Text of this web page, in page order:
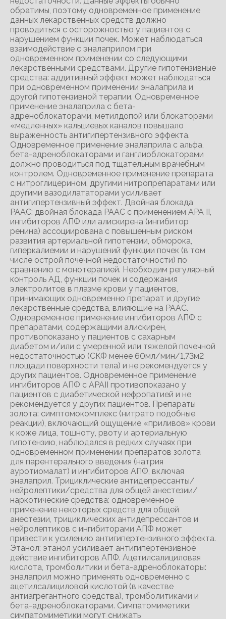
обратимы, поэтому одновременное применение
данных лекарственных средств должно
проводиться с осторожностью у пациентов с
нарушением функции почек. Может наблюдаться
взаимодействие с эналаприлом при
одновременном применении со следующими
лекарственными средствами. Другие гипотензивные
средства: аддитивный эффект может наблюдаться
при одновременном применении эналаприла и
другой гипотензивной терапии. Одновременное
применение эналаприла с бета-
адреноблокаторами, метилдопой или блокаторами
«медленных» кальциевых каналов повышало
выраженность антигипертензивного эффекта.
Одновременное применение эналаприла с альфа,
бета-адреноблокаторами и ганглиоблокаторами
должно проводиться под тщательным врачебным
контролем. Одновременное применение препарата
с нитроглицерином, другими нитропрепаратами или
другими вазодилататорами усиливает
антигипертензивный эффект. Двойная блокада
РААС: двойная блокада РААС с применением АРА II,
ингибиторов АПФ или алискирена (ингибитор
ренина) ассоциирована с повышенным риском
развития артериальной гипотензии, обморока,
гиперкалиемии и нарушений функции почек (в том
числе острой почечной недостаточности) по
сравнению с монотерапией. Необходим регулярный
контроль АД, функции почек и содержания
электролитов в плазме крови у пациентов,
принимающих одновременно препарат и другие
лекарственные средства, влияющие на РААС.
Одновременное применение ингибиторов АПФ с
препаратами, содержащими алискирен,
противопоказано у пациентов с сахарным
диабетом и/или с умеренной или тяжелой почечной
недостаточностью (СКФ менее 60мл/мин/1,73м2
площади поверхности тела) и не рекомендуется у
других пациентов. Одновременное применение
ингибиторов АПФ с АРАII противопоказано у
пациентов с диабетической нефропатией и не
рекомендуется у других пациентов. Препараты
золота: симптомокомплекс (нитрато подобные
реакции), включающий ощущение «приливов» крови
к коже лица, тошноту, рвоту и артериальную
гипотензию, наблюдался в редких случаях при
одновременном применении препаратов золота
для парентерального введения (натрия
ауротиомалат) и ингибиторов АПФ, включая
эналаприл. Трициклические антидепрессанты/
нейролептики/средства для общей анестезии/
наркотические средства: одновременное
применение некоторых средств для общей
анестезии, трициклических антидепрессантов и
нейролептиков с ингибиторами АПФ может
привести к усилению антигипертензивного эффекта.
Этанол: этанол усиливает антигипертензивное
действие ингибиторов АПФ. Ацетилсалициловая
кислота, тромболитики и бета-адреноблокаторы:
эналаприл можно применять одновременно с
ацетилсалициловой кислотой (в качестве
антиагрегантного средства), тромболитиками и
бета-адреноблокаторами. Симпатомиметики:
симпатомиметики могут снижать